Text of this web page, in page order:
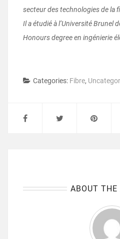
secteur des technologies de la
Il a étudié à l’Université Brunel
Honours degree en ingénierie
Categories: Fibre,
ABOUT THE